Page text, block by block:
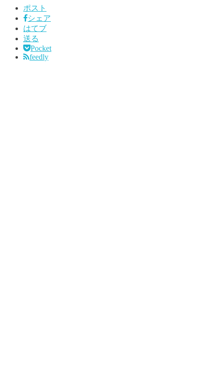
ポスト
シェア
はてブ
送る
Pocket
feedly